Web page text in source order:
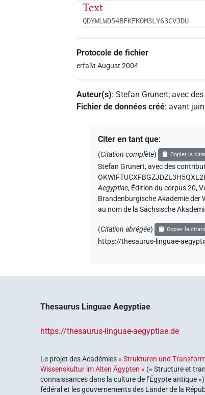
Text
QDYWLWD54BFKFKOM3LY63CVJDU
Protocole de fichier
erfaßt August 2004
Auteur(s):Stefan Grunert;avec
Fichier de données créé:avant
Citer en tant que:
(Citation complète) Copier la
Stefan Grunert,avec des
Aegyptiae, Édition du corpus 20,
Brandenburgische Akademie der
au nom de la Sächsische
(Citation abrégée) Copier la
https://thesaurus-linguae-
Thesaurus Linguae Aegyptiae
https://thesaurus-linguae-aegyptiae.de
Le projet des Académies« Strukturen und
Wissenskultur im Alten Ägypten » (« Structure et
connaissances dans la culture de l’Égypte antique
fédéral et les gouvernements des Länder de la